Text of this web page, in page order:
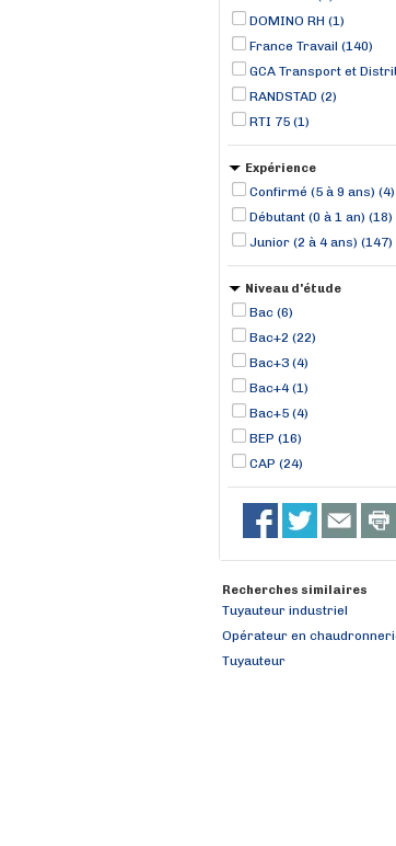
DOMINO RH (1)
France Travail (140)
GCA Transport et
RANDSTAD (2)
RTI 75 (1)
Expérience
Confirmé (5 à 9 ans) (4)
Débutant (0 à 1 an) (18)
Junior (2 à 4 ans) (147)
Niveau d'étude
Bac (6)
Bac+2 (22)
Bac+3 (4)
Bac+4 (1)
Bac+5 (4)
BEP (16)
CAP (24)
Recherches similaires
Tuyauteur industriel
Opérateur en
Tuyauteur